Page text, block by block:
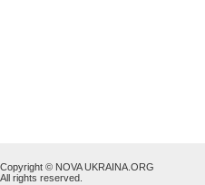
Copyright © NOVA UKRAINA.ORG
All rights reserved.